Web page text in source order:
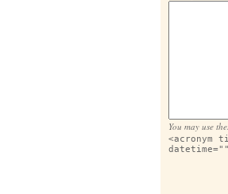
You may use
<acronym